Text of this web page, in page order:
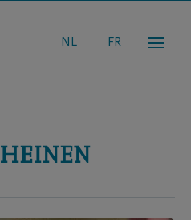
NL FR
HEINEN